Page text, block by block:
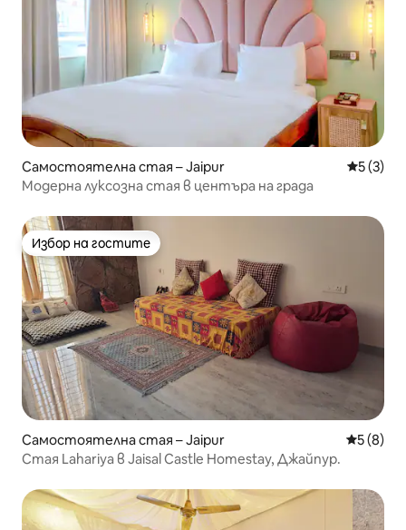
Самостоятелна стая – Jaipur Средна
5 (3)
Модерна луксозна стая в центъра на града
Избор на гостите
Избор на гостите
Самостоятелна стая – Jaipur Средна
5 (8)
Стая Lahariya в Jaisal Castle Homestay, Джайпур.